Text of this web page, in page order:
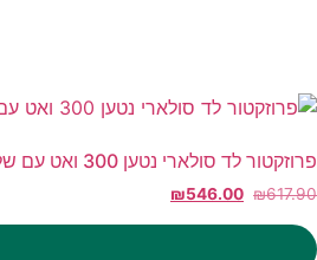
פרוזקטור לד סולארי נטען 300 ואט עם שלט בטכנולוגיה חדישה- צבע לבן חם ולבן קר
₪617.90
₪546.00